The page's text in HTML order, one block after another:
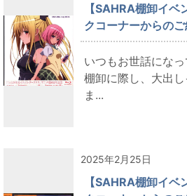
【SAHRA棚卸イ
クコーナーからの
いつもお世話にな
棚卸に際し、大出
ま...
2025年2月25日
【SAHRA棚卸イ